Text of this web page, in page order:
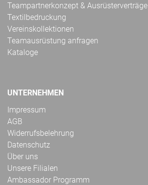
Teampartnerkonzept & Ausrüsterverträge
Textilbedruckung
Vereinskollektionen
Teamausrüstung anfragen
Kataloge
UNTERNEHMEN
Impressum
AGB
Widerrufsbelehrung
Datenschutz
Über uns
Unsere Filialen
Ambassador Programm